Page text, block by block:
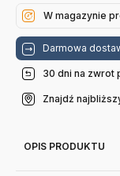
Andtradition
W magazynie
Darmowa
30 dni na zwrot
Znajdź
OPIS PRODUKTU